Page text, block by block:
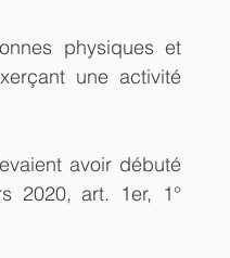
physiques et
une activité
avoir débuté
2020, art. 1er, 1°